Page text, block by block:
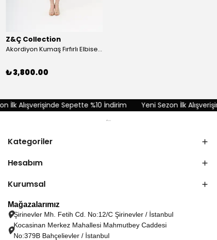
Z&Ç Collection
Akordiyon Kumaş Fırfırlı Elbise - Kırmızı
₺ 3,800.00
İlk Alışverişinde Sepette %10 İndirim Yeni Sezon İlk
Kategoriler
Hesabım
Kurumsal
Mağazalarımız
Şirinevler Mh. Fetih Cd. No:12/C Şirinevler / İstanbul
Kocasinan Merkez Mahallesi Mahmutbey Caddesi
No:379B Bahçelievler / İstanbul